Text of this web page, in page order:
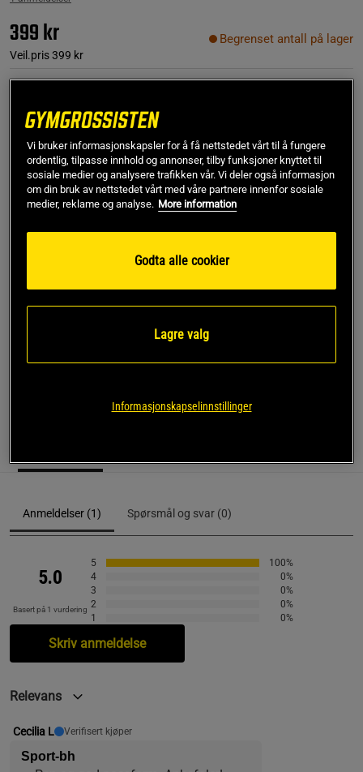
399 kr
Veil.pris399 kr
Begrenset antall på lager
X-Small
Kjøp
Gratis retur
Anmeldelser (1) Spørsmål og svar (0)
5.0
Basert på 1 vurdering
5
100%
4
0%
3
0%
2
0%
1
0%
Skriv anmeldelse
Relevans
Cecilia L Verifisert kjøper
Sport-bh
Vi bruker informasjonskapsler for å få nettstedet vårt til å fungere
ordentlig, tilpasse innhold og annonser, tilby funksjoner knyttet til
sosiale medier og analysere trafikken vår. Vi deler også informasjon
om din bruk av nettstedet vårt med våre partnere innenfor sosiale
medier, reklame og analyse. More information
Godta alle cookier
Lagre valg
Informasjonskapselinnstillinger